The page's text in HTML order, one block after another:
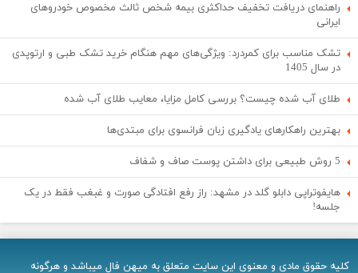
راهنمای دریافت تخفیف حداکثری بیمه شخص ثالث مخصوص خودروهای
ایرانی
تشک مناسب برای کمردرد: ویژگی‌های مهم هنگام خرید تشک طبی و ارتوپدی
در سال 1405
طلای آب شده چیست؟ بررسی کامل مزایا، معایب طلای آب شده
بهترین راهکارهای یادگیری زبان فرانسوی برای مبتدی‌ها
5 روش طبیعی برای داشتن پوست صاف و شفاف
هایفوتراپی دابلو گلد در مشهد: راز رفع افتادگی صورت و غبغب فقط در یک
جلسه!
کلیه حقوق مادی و معنوی اين سایت متعلق به میهن فال میباشد و هرگونه